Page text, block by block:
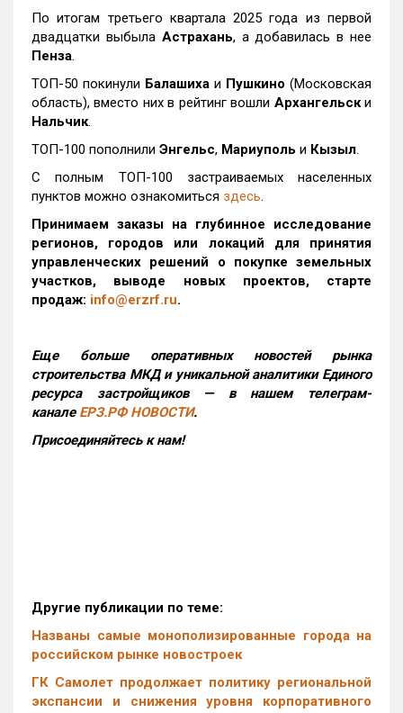
По итогам третьего квартала 2025 года из первой
двадцатки выбыла Астрахань, а добавилась в нее
Пенза.
ТОП-50 покинули Балашиха и Пушкино (Московская
область), вместо них в рейтинг вошли Архангельски
Нальчик.
ТОП-100 пополнили Энгельс, Мариуполь и Кызыл.
С полным ТОП-100 застраиваемых населенных
пунктов можно ознакомиться здесь.
Принимаем заказы на глубинное исследование
регионов, городов или локаций для принятия
управленческих решений о покупке земельных
участков, выводе новых проектов, старте
продаж: info@erzrf.ru.
Еще больше оперативных новостей рынка
строительства МКД и уникальной аналитики Единого
ресурса застройщиков — в нашем телеграм-
канале ЕРЗ.РФ НОВОСТИ.
Присоединяйтесь к нам!
Другие публикации по теме:
Названы самые монополизированные города на
российском рынке новостроек
ГК Самолет продолжает политику региональной
экспансии и снижения уровня корпоративного